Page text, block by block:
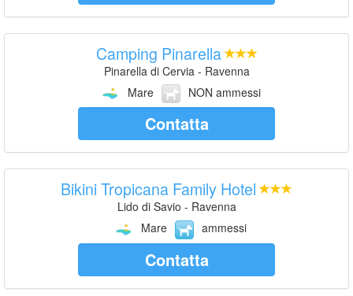
Camping Pinarella
Pinarella di Cervia - Ravenna
Mare
NON ammessi
Contatta
Bikini Tropicana Family Hotel
Lido di Savio - Ravenna
Mare
ammessi
Contatta